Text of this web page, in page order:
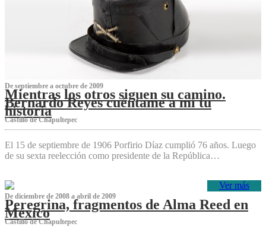
De septiembre a octubre de 2009
Mientras los otros siguen su camino.
Bernardo Reyes cuéntame a mí tu
historia
Castillo de Chapultepec
El 15 de septiembre de 1906 Porfirio Díaz cumplió 76 años. Luego
de su sexta reelección como presidente de la República…
Ver más
De diciembre de 2008 a abril de 2009
Peregrina, fragmentos de Alma Reed en
México
Castillo de Chapultepec